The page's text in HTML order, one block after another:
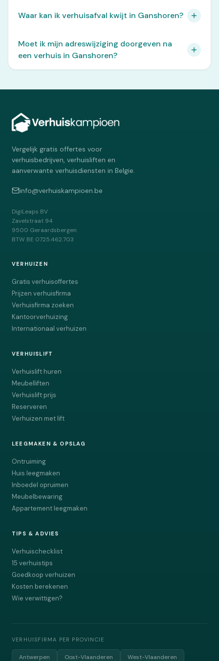
Waar kan ik verhuisafval kwijt in Ganshoren?
Moet ik mijn adreswijziging doorgeven na
een verhuis in Ganshoren?
Vergelijk gratis offertes voor
verhuisbedrijven, verhuisliften en
aanverwante verhuisdiensten in Belgie.
info@verhuiskampioen.be
DigiLeaps BV
Zavelstraat 94
9500 Geraardsbergen
BTW BE 0725.462.703
VERHUIZEN
Gratis verhuisoffertes
Prijzen verhuisfirma
Verhuisfirma zoeken
Kantoorverhuizing
Internationaal verhuizen
VERHUISLIFT
Verhuislift huren
Meubelliften
Verhuislift prijs
Reserveren
Verhuizen met lift
LEEGMAKEN & OPSLAG
Ontruiming
Huis leegmaken
Inboedel opruimen
Meubelbewaring
Appartement leegmaken
TIPS & ADVIES
Verhuischecklist
15 verhuistips
Goedkoop verhuizen
Kosten berekenen
Wie verwittigen?
VERHUISFIRMA PER PROVINCIE
Antwerpen Oost-Vlaanderen West-Vlaanderen